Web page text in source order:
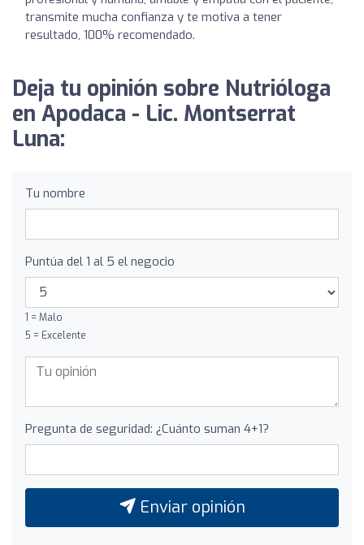
transmite mucha confianza y te motiva a tener
resultado, 100% recomendado.
Deja tu opinión sobre Nutrióloga
en Apodaca - Lic. Montserrat
Luna:
Tu nombre
Puntúa del 1 al 5 el negocio
1 = Malo
5 = Excelente
Pregunta de seguridad: ¿Cuánto suman 4+1?
Enviar opinión